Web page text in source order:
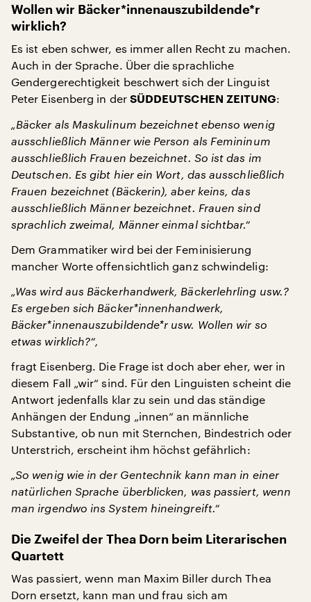
Wollen wir Bäcker*innenauszubildende*r
wirklich?
Es ist eben schwer, es immer allen Recht zu machen.
Auch in der Sprache. Über die sprachliche
Gendergerechtigkeit beschwert sich der Linguist
Peter Eisenberg in der SÜDDEUTSCHEN ZEITUNG:
„Bäcker als Maskulinum bezeichnet ebenso wenig
ausschließlich Männer wie Person als Femininum
ausschließlich Frauen bezeichnet. So ist das im
Deutschen. Es gibt hier ein Wort, das ausschließlich
Frauen bezeichnet (Bäckerin), aber keins, das
ausschließlich Männer bezeichnet. Frauen sind
sprachlich zweimal, Männer einmal sichtbar.“
Dem Grammatiker wird bei der Feminisierung
mancher Worte offensichtlich ganz schwindelig:
„Was wird aus Bäckerhandwerk, Bäckerlehrling usw.?
Es ergeben sich Bäcker*innenhandwerk,
Bäcker*innenauszubildende*r usw. Wollen wir so
etwas wirklich?“,
fragt Eisenberg. Die Frage ist doch aber eher, wer in
diesem Fall „wir“ sind. Für den Linguisten scheint die
Antwort jedenfalls klar zu sein und das ständige
Anhängen der Endung „innen“ an männliche
Substantive, ob nun mit Sternchen, Bindestrich oder
Unterstrich, erscheint ihm höchst gefährlich:
„So wenig wie in der Gentechnik kann man in einer
natürlichen Sprache überblicken, was passiert, wenn
man irgendwo ins System hineingreift.“
Die Zweifel der Thea Dorn beim Literarischen
Quartett
Was passiert, wenn man Maxim Biller durch Thea
Dorn ersetzt, kann man und frau sich am